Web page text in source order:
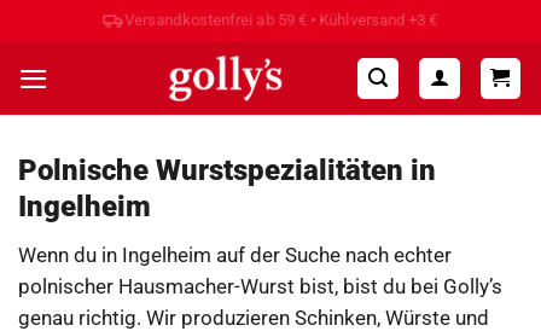
springen
Hohe Kundenzufriedenheit ⭐⭐⭐⭐⭐
Polnische Wurstspezialitäten in
Ingelheim
Wenn du in Ingelheim auf der Suche nach echter
polnischer Hausmacher-Wurst bist, bist du bei Golly’s
genau richtig. Wir produzieren Schinken, Würste und